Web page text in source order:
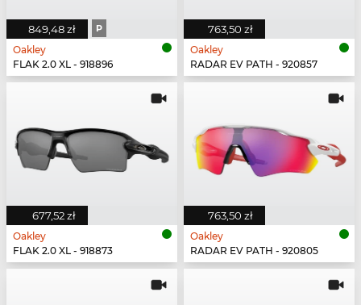
849,48 zł P
Oakley
FLAK 2.0 XL - 918896
763,50 zł
Oakley
RADAR EV PATH - 920857
677,52 zł
Oakley
FLAK 2.0 XL - 918873
763,50 zł
Oakley
RADAR EV PATH - 920805